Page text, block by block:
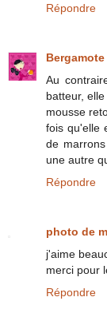
Répondre
Bergamote
Au
batteur,
mousse
fois qu'elle
de
une autre
Répondre
photo de
j'aime
merci pour
Répondre